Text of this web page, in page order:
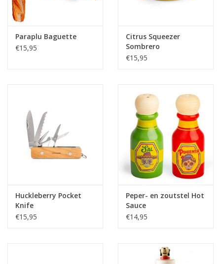
Paraplu Baguette
€15,95
Citrus Squeezer
Sombrero
€15,95
Huckleberry Pocket
Knife
€15,95
Peper- en zoutstel Hot
Sauce
€14,95